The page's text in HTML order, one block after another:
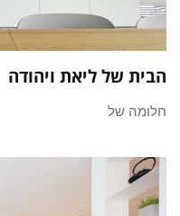
הבית של ליאת ויהודה
חלומה של